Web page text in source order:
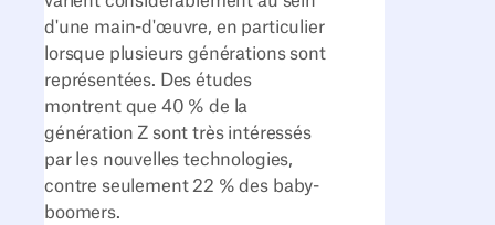
d'une main-d'œuvre, en particulier
lorsque plusieurs générations sont
représentées. Des études
montrent que 40 % de la
génération Z sont très intéressés
par les nouvelles technologies,
contre seulement 22 % des baby-
boomers.